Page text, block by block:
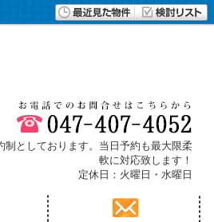
としております。当日予約も最大限柔
軟に対応致します！
定休日：火曜日・水曜日